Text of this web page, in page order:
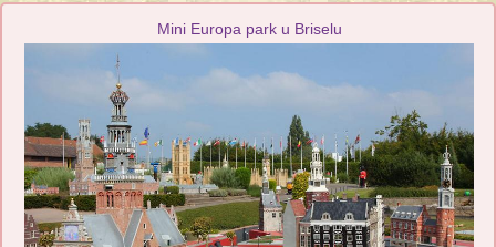
Mini Europa park u Briselu